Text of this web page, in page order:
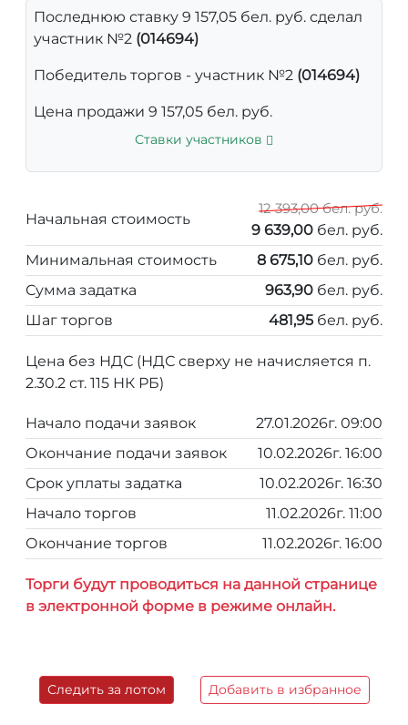
Последнюю ставку 9 157,05 бел. руб. сделал
участник №2 (014694)
Победитель торгов - участник №2 (014694)
Цена продажи 9 157,05 бел. руб.
Ставки участников
Начальная стоимость
12 393,00 бел. руб.
9 639,00 бел. руб.
Минимальная стоимость
8 675,10 бел. руб.
Сумма задатка
963,90 бел. руб.
Шаг торгов
481,95 бел. руб.
Цена без НДС (НДС сверху не начисляется п.
2.30.2 ст. 115 НК РБ)
Начало подачи заявок
27.01.2026г. 09:00
Окончание подачи заявок
10.02.2026г. 16:00
Срок уплаты задатка
10.02.2026г. 16:30
Начало торгов
11.02.2026г. 11:00
Окончание торгов
11.02.2026г. 16:00
Торги будут проводиться на данной странице
в электронной форме в режиме онлайн.
Следить за лотом Добавить в избранное